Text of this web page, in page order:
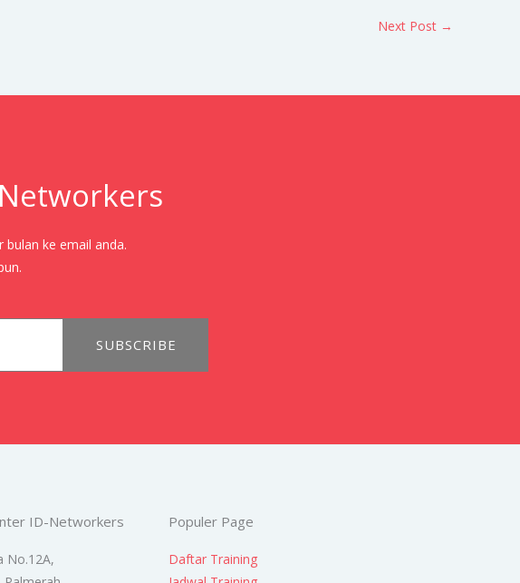
Next Post →
ke email anda.
SUBSCRIBE
ID-Networkers
No.12A,
Populer Page
Daftar Training